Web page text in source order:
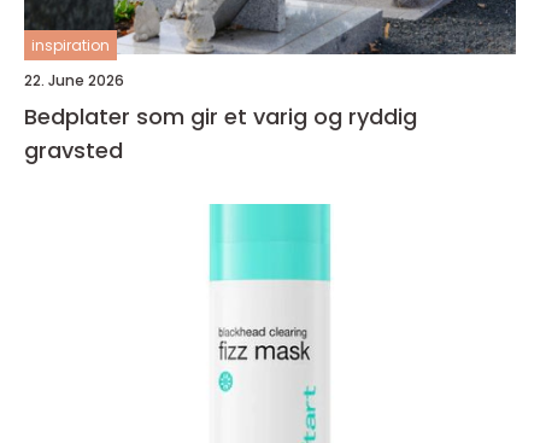
inspiration
22. June 2026
Bedplater som gir et varig og ryddig
gravsted